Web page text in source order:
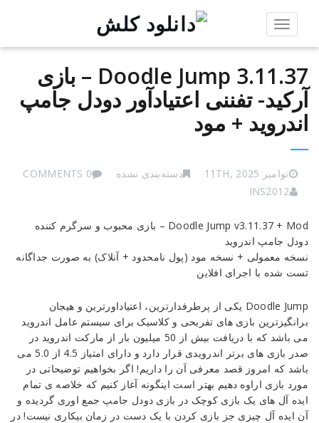
Toggle
Doodle Jump 3.11.37 – بازی
آرکید- تفننی اعتیادآور دودل جامپ
اندروید + مود
نوامبر 11TH, 2025 دسته‌بندی نشده
0 COMMENTS
INS2012
Doodle
Jump
3.11.37
–
آرکید-
تفننی
اعتیادآور
دودل
جامپ
اندروید
+
مود
Doodle Jump v3.11.37 + Mod – بازی محبوب و سرگرم کننده
دودل جامپ اندروید
نسخه معمولی + نسخه مود (پول نامحدود + آنلاک) به صورت جداگانه
تست شده با اجرای افلاین
Doodle Jump یکی از پرطرفدارترین، اعتیاداورترین و هیجان
برانگیزترین بازی های تفریحی و کلاسیک برای سیستم عامل اندروید
می باشد که با دریافت بیش از 50 میلیون بار از مارکت اندروید در
صدر بازی های برتر اندرویدی قرار دارد و دارای امتیاز 4.5 از 5.0 می
باشد که امروز قصد معرفی آن را داریم! اگر بخواهیم توضیحاتی در
مورد بازی اراوه دهیم بهتر است اینگونه آغاز کنیم که خلاصه ی تمام
ایده آل های یک بازی کوچک در بازی دودل جامپ جمع اوری گردیده و
آن ایده آل چیزی جز بازی کردن با یک دست در زمان بیکاری نیست! در